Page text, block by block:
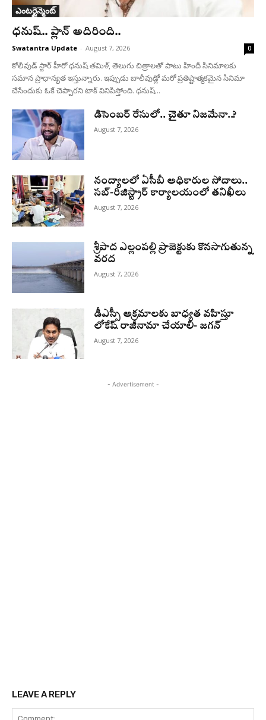
ఎంటర్టైన్మెంట్
ధనుష్‌.. ప్లాన్ అదిరింది..
Swatantra Update - August 7, 2026 0
కోలీవుడ్ స్టార్ హీరో ధనుష్ తమిళ్, తెలుగు చిత్రాలతో పాటు హిందీ సినిమాలకు
సమాన ప్రాధాన్యత ఇస్తున్నారు. ఇప్పుడు బాలీవుడ్లో మరో ప్రతిష్టాత్మకమైన సినిమా
చేసేందుకు ఓకే చెప్పారని టాక్ వినిపిస్తోంది. ధనుష్...
డిసెంబర్ రేసులో.. చైతూ నిజమేనా..?
August 7, 2026
నంద్యాలలో ఏసీబీ అధికారుల సోదాలు..
సబ్-రిజిస్ట్రార్ కార్యాలయంలో తనిఖీలు
August 7, 2026
శ్రీపాద ఎల్లంపల్లి ప్రాజెక్టుకు కొనసాగుతున్న
వరద
August 7, 2026
డీఎస్సీ అక్రమాలకు బాధ్యత వహిస్తూ
లోకేష్‌ రాజీనామా చేయాలి- జగన్
August 7, 2026
- Advertisement -
LEAVE A REPLY